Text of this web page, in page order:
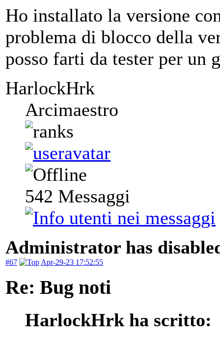
Ho installato la versione
problema di blocco della
posso farti da tester per un
HarlockHrk
Arcimaestro
542 Messaggi
Administrator has
#67 Apr-29-23 17:52:55
Re: Bug noti
HarlockHrk ha scritto: